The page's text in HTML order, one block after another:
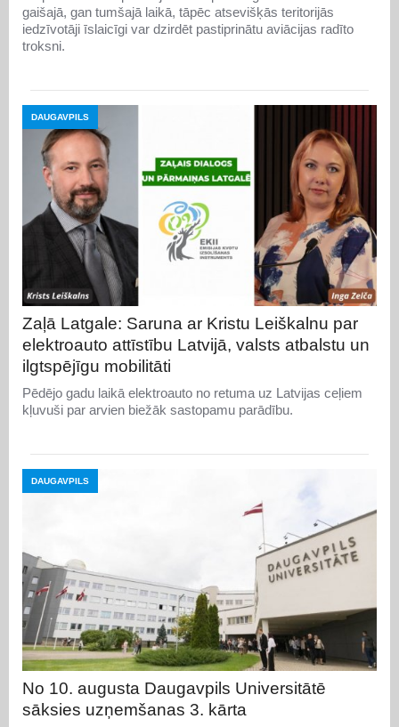
gaišajā, gan tumšajā laikā, tāpēc atsevišķās teritorijās
iedzīvotāji īslaicīgi var dzirdēt pastiprinātu aviācijas radīto
troksni.
DAUGAVPILS
Zaļā Latgale: Saruna ar Kristu Leiškalnu par
elektroauto attīstību Latvijā, valsts atbalstu un
ilgtspējīgu mobilitāti
Pēdējo gadu laikā elektroauto no retuma uz Latvijas ceļiem
kļuvuši par arvien biežāk sastopamu parādību.
DAUGAVPILS
No 10. augusta Daugavpils Universitātē
sāksies uzņemšanas 3. kārta